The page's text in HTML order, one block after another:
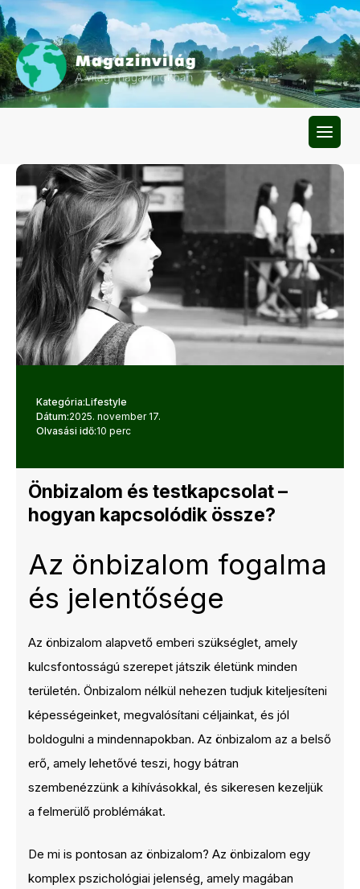
Kategória:Lifestyle
Dátum:2025. november 17.
Olvasási idő:10 perc
Önbizalom és testkapcsolat –
hogyan kapcsolódik össze?
Az önbizalom fogalma
és jelentősége
Az önbizalom alapvető emberi szükséglet, amely
kulcsfontosságú szerepet játszik életünk minden
területén. Önbizalom nélkül nehezen tudjuk kiteljesíteni
képességeinket, megvalósítani céljainkat, és jól
boldogulni a mindennapokban. Az önbizalom az a belső
erő, amely lehetővé teszi, hogy bátran
szembenézzünk a kihívásokkal, és sikeresen kezeljük
a felmerülő problémákat.
De mi is pontosan az önbizalom? Az önbizalom egy
komplex pszichológiai jelenség, amely magában